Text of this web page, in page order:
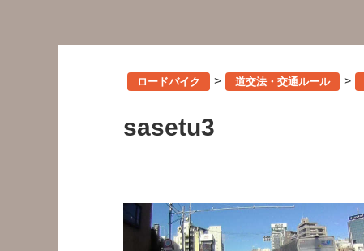
ロードバイク > 道交法・交通ルール >
sasetu3